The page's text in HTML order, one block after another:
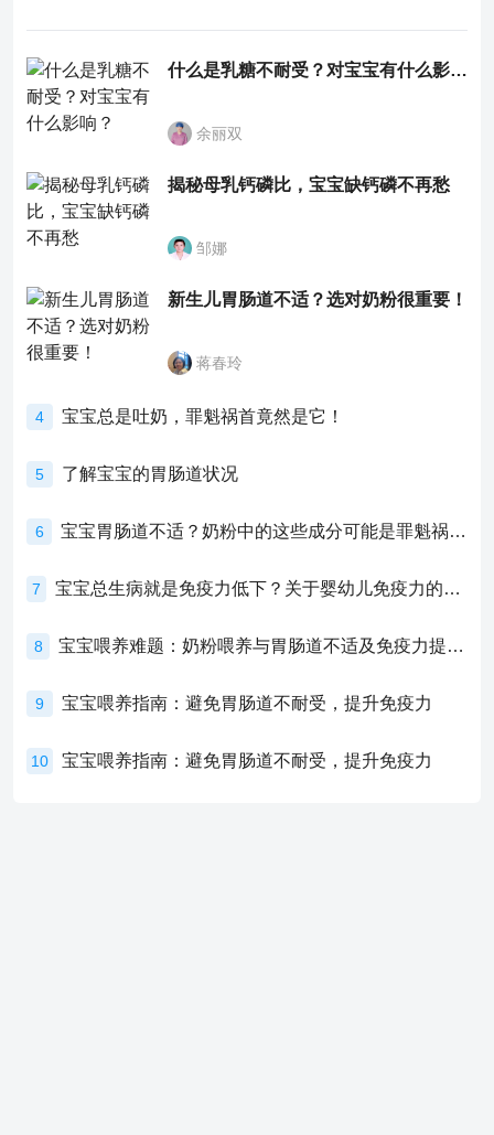
什么是乳糖不耐受？对宝宝有什么影响？
余丽双
揭秘母乳钙磷比，宝宝缺钙磷不再愁
邹娜
新生儿胃肠道不适？选对奶粉很重要！
蒋春玲
4 宝宝总是吐奶，罪魁祸首竟然是它！
5 了解宝宝的胃肠道状况
6 宝宝胃肠道不适？奶粉中的这些成分可能是罪魁祸首！
7 宝宝总生病就是免疫力低下？关于婴幼儿免疫力的真相，家长必须了解！
8 宝宝喂养难题：奶粉喂养与胃肠道不适及免疫力提升的奥秘
9 宝宝喂养指南：避免胃肠道不耐受，提升免疫力
10 宝宝喂养指南：避免胃肠道不耐受，提升免疫力